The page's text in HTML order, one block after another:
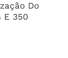
Do
E 350